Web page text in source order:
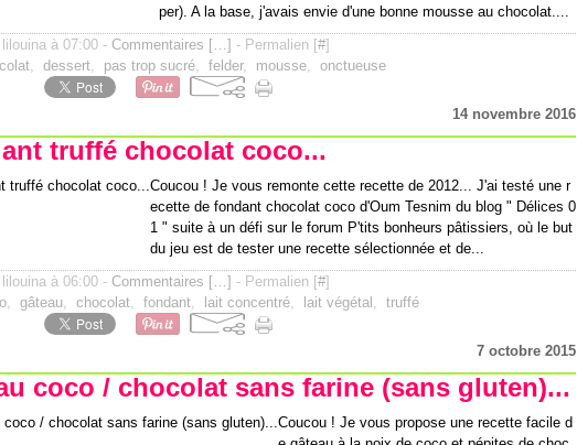
per). A la base, j'avais envie d'une bonne mousse au chocolat....
à 07:00 - Commentaires […] - Permalien [#]
, dessert, pas trop sucré, felder, mousse, onctueuse
14 novembre 2016
truffé chocolat coco...
Coucou ! Je vous remonte cette recette de 2012... J'ai testé une r
ecette de fondant chocolat coco d'Oum Tesnim du blog " Délices 0
1 " suite à un défi sur le forum P'tits bonheurs pâtissiers, où le but
du jeu est de tester une recette sélectionnée et de...
à 06:00 - Commentaires […] - Permalien [#]
, gâteau, chocolat, fondant, lait concentré, lait végétal , truffé
7 octobre 2015
coco / chocolat sans farine (sans gluten)...
Coucou ! Je vous propose une recette facile d